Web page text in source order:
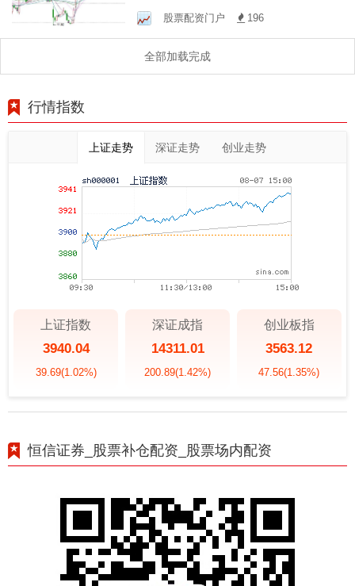
股市配资新选择，助力投资
者稳健盈利
股票配资门户 196
全部加载完成
行情指数
上证走势 深证走势 创业走势
上证指数
3940.04
39.69(1.02%)
深证成指
14311.01
200.89(1.42%)
创业板指
3563.12
47.56(1.35%)
恒信证券_股票补仓配资_股票场内配资